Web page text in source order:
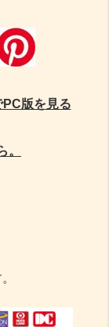
PC版を見る
。